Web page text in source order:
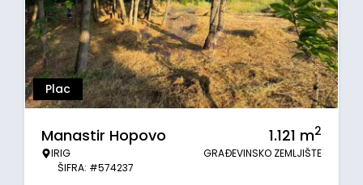
Plac
Manastir Hopovo
IRIG
ŠIFRA: #574237
1.121 m2
GRAĐEVINSKO ZEMLJIŠTE